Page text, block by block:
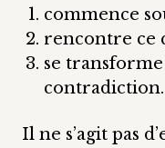
commence
rencontre ce
se
contradiction.
Il ne s’agit pas